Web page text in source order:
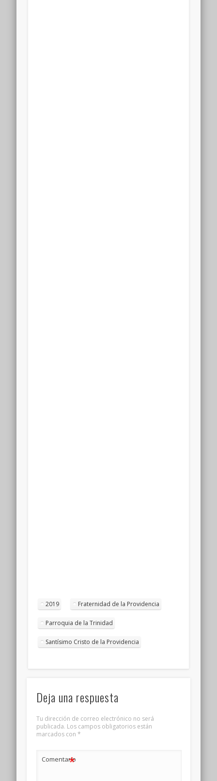
2019 Fraternidad de la Providencia
Parroquia de la Trinidad
Santísimo Cristo de la Providencia
Deja una respuesta
Tu dirección de correo electrónico no será
publicada. Los campos obligatorios están
marcados con *
Comentario
*